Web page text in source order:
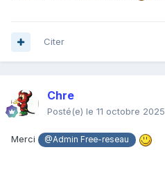
Citer
Chre
Posté(e) le 11 octobre 2025
Merci @Admin Free-reseau